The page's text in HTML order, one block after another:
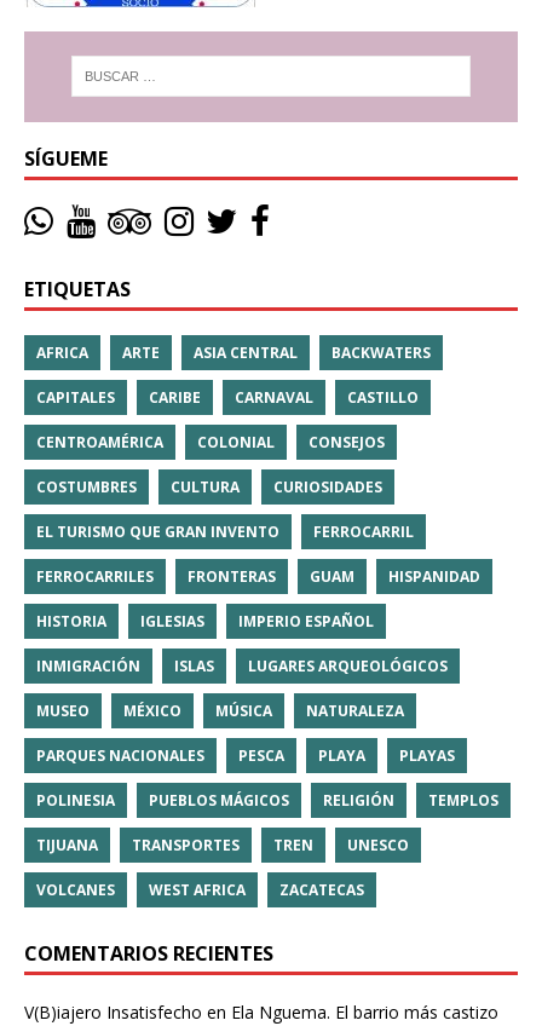
SÍGUEME
ETIQUETAS
AFRICA ARTE ASIA CENTRAL BACKWATERS
CAPITALES CARIBE CARNAVAL CASTILLO
CENTROAMÉRICA COLONIAL CONSEJOS
COSTUMBRES CULTURA CURIOSIDADES
EL TURISMO QUE GRAN INVENTO FERROCARRIL
FERROCARRILES FRONTERAS GUAM HISPANIDAD
HISTORIA IGLESIAS IMPERIO ESPAÑOL
INMIGRACIÓN ISLAS LUGARES ARQUEOLÓGICOS
MUSEO MÉXICO MÚSICA NATURALEZA
PARQUES NACIONALES PESCA PLAYA PLAYAS
POLINESIA PUEBLOS MÁGICOS RELIGIÓN TEMPLOS
TIJUANA TRANSPORTES TREN UNESCO
VOLCANES WEST AFRICA ZACATECAS
COMENTARIOS RECIENTES
V(B)iajero Insatisfecho en Ela Nguema. El barrio más castizo